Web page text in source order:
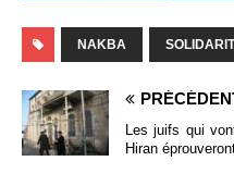
NAKBA
Les juifs qui
Hiran